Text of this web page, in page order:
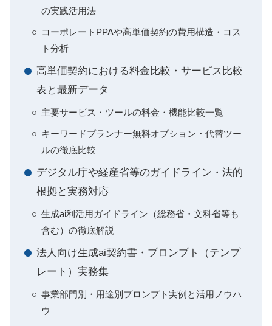
の実践活用法
コーポレートPPAや高単価契約の費用構造・コス
ト分析
高単価契約における料金比較・サービス比較
表と最新データ
主要サービス・ツールの料金・機能比較一覧
キーワードプランナー無料オプション・代替ツー
ルの徹底比較
デジタル庁や経産省等のガイドライン・法的
根拠と実務対応
生成ai利活用ガイドライン（総務省・文科省等も
含む）の徹底解説
法人向け生成ai契約書・プロンプト（テンプ
レート）実務集
事業部門別・用途別プロンプト実例と活用ノウハ
ウ